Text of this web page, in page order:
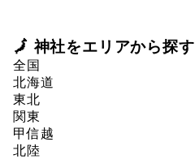
🗾 神社をエリアから探す
全国
北海道
東北
関東
甲信越
北陸